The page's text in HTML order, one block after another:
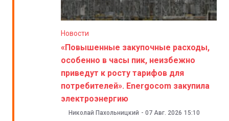
Новости
«Повышенные закупочные расходы,
особенно в часы пик, неизбежно
приведут к росту тарифов для
потребителей». Energocom закупила
электроэнергию
Николай Пахольницкий - 07 Авг. 2026 15:10